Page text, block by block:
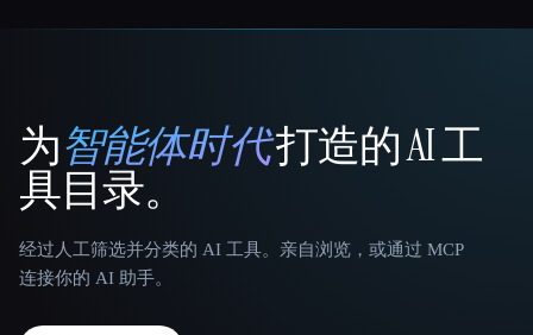
That AI Collection
为智能体时代打造的 AI 工
具目录。
经过人工筛选并分类的 AI 工具。亲自浏览，或通过 MCP
连接你的 AI 助手。